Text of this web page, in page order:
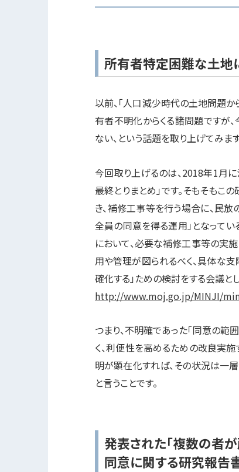
所有者特定困難な土地
以前、「人口減少時代の土地問題か
有者不明化からくる諸問題ですが
ない、という話題を取り上げてみます
今回取り上げるのは、2018年1月
最終とりまとめ」です。そもそもこ
き、補修工事等を行う場合に、民
全員の同意を得る運用」となって
において、必要な補修工事等の実
用や管理が図られるべく、具体な
確化する」ための検討をする会議と
http://www.moj.go.jp/MINJI/
つまり、不明確であった「同意の範
く、利便性を高めるための改良実
明が顕在化すれば、その状況は一
と言うことです。
発表された「複数の者
同意に関する研究報告